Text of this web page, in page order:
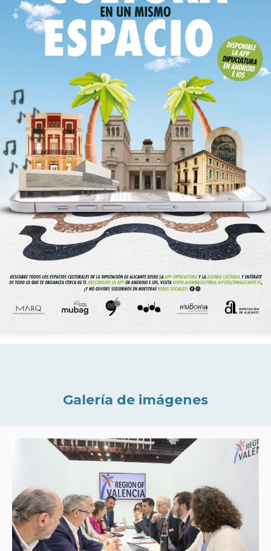
Galería de imágenes